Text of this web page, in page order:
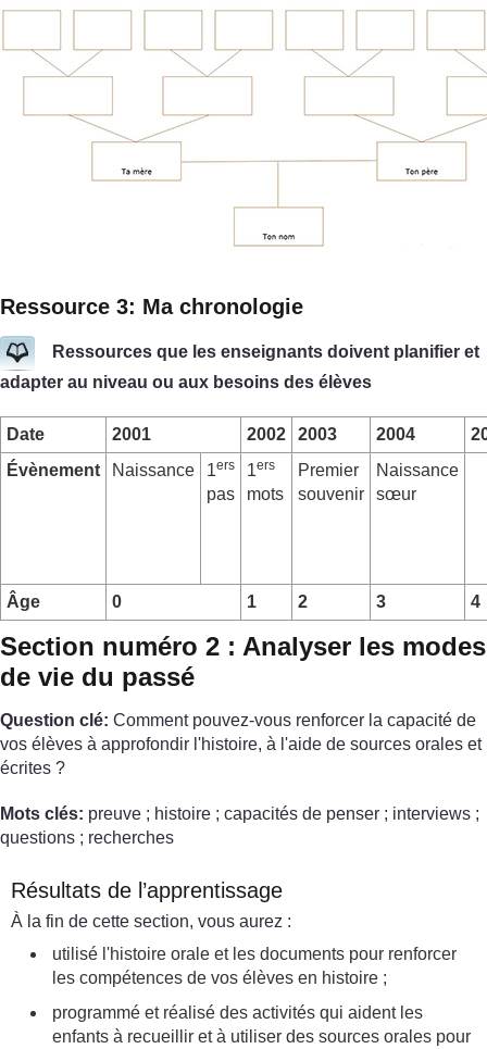
Ressource 3: Ma chronologie
Ressources que les enseignants doivent planifier et
adapter au niveau ou aux besoins des élèves
Date 2001 2002 2003 2004
Évènement
Naissance 1ers
pas
1ers
mots
Premier
souvenir
Naissance
sœur
Âge 0 1 2 3 4
Section numéro 2 : Analyser les modes
de vie du passé
Question clé: Comment pouvez-vous renforcer la capacité de
vos élèves à approfondir l'histoire, à l'aide de sources orales et
écrites ?
Mots clés: preuve ; histoire ; capacités de penser ; interviews ;
questions ; recherches
Résultats de l’apprentissage
À la fin de cette section, vous aurez :
utilisé l'histoire orale et les documents pour renforcer
les compétences de vos élèves en histoire ;
programmé et réalisé des activités qui aident les
enfants à recueillir et à utiliser des sources orales pour